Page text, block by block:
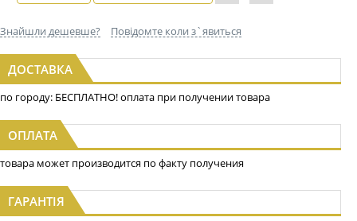
Знайшли дешевше? Повідомте коли з`явиться
ДОСТАВКА
по городу: БЕСПЛАТНО! оплата при получении товара
ОПЛАТА
товара может производится по факту получения
ГАРАНТІЯ